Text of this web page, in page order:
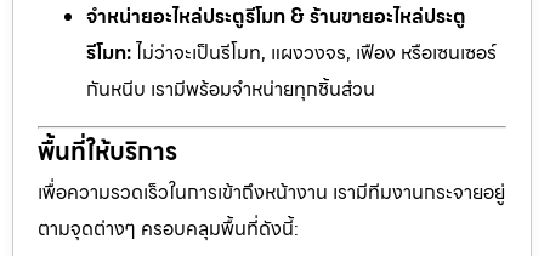
จำหน่ายอะไหล่ประตูรีโมท & ร้านขายอะไหล่ประตู
รีโมท:ไม่ว่าจะเป็นรีโมท, แผงวงจร, เฟือง หรือเซนเซอร์
กันหนีบ เรามีพร้อมจำหน่ายทุกชิ้นส่วน
พื้นที่ให้บริการ
เพื่อความรวดเร็วในการเข้าถึงหน้างาน เรามีทีมงานกระจายอยู่
ตามจุดต่างๆ ครอบคลุมพื้นที่ดังนี้: